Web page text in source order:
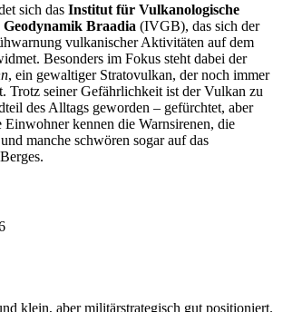
sich das Institut für Vulkanologische
Braadia (IVGB), das sich der
vulkanischer Aktivitäten auf dem
Besonders im Fokus steht dabei der
, ein gewaltiger Stratovulkan, der noch immer
Trotz seiner Gefährlichkeit ist der Vulkan zu
des Alltags geworden – gefürchtet, aber
Einwohner kennen die Warnsirenen, die
manche schwören sogar auf das
klein, aber militärstrategisch gut positioniert.